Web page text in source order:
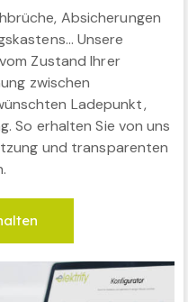
Absicherungen
Unsere
Zustand Ihrer
zwischen
Ladepunkt,
So erhalten Sie von uns
und transparenten